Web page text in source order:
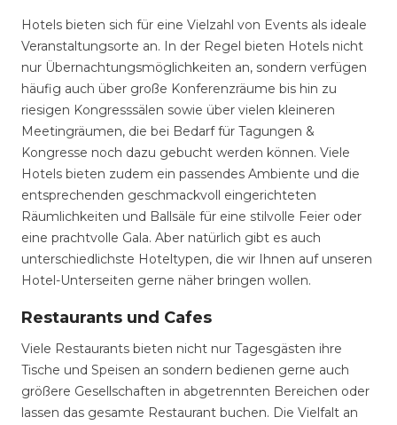
Hotels bieten sich für eine Vielzahl von Events als ideale
Veranstaltungsorte an. In der Regel bieten Hotels nicht
nur Übernachtungsmöglichkeiten an, sondern verfügen
häufig auch über große Konferenzräume bis hin zu
riesigen Kongresssälen sowie über vielen kleineren
Meetingräumen, die bei Bedarf für Tagungen &
Kongresse noch dazu gebucht werden können. Viele
Hotels bieten zudem ein passendes Ambiente und die
entsprechenden geschmackvoll eingerichteten
Räumlichkeiten und Ballsäle für eine stilvolle Feier oder
eine prachtvolle Gala. Aber natürlich gibt es auch
unterschiedlichste Hoteltypen, die wir Ihnen auf unseren
Hotel-Unterseiten gerne näher bringen wollen.
Restaurants und Cafes
Viele Restaurants bieten nicht nur Tagesgästen ihre
Tische und Speisen an sondern bedienen gerne auch
größere Gesellschaften in abgetrennten Bereichen oder
lassen das gesamte Restaurant buchen. Die Vielfalt an